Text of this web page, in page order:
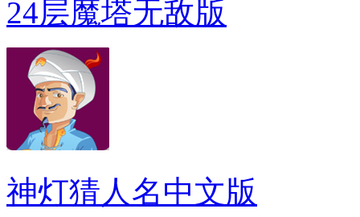
24层魔塔无敌版
神灯猜人名中文版